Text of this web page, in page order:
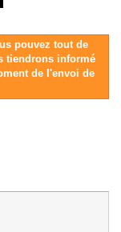
pouvez tout de
tiendrons informé
de l'envoi de